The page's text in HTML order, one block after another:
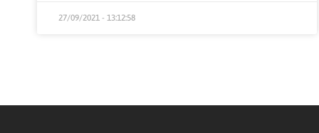
27/09/2021 - 13:12:58